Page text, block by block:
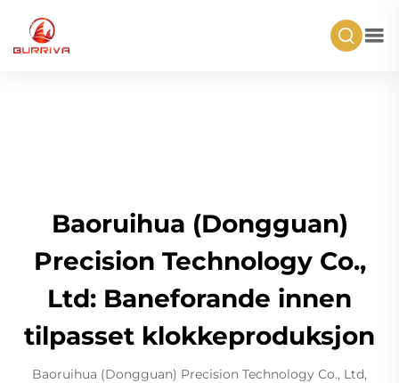
Baoruihua (Dongguan)
Precision Technology Co.,
Ltd: Baneforande innen
tilpasset klokkeproduksjon
Baoruihua (Dongguan) Precision Technology Co., Ltd,